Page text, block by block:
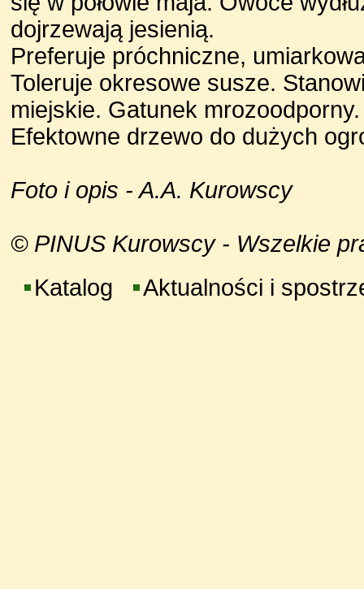
dojrzewają jesienią.
Preferuje próchniczne,
Toleruje okresowe susze.
miejskie. Gatunek mrozoodporny.
Efektowne drzewo do dużych
Foto i opis - A.A. Kurowscy
© PINUS Kurowscy - Wszelkie
Katalog
Aktualności i